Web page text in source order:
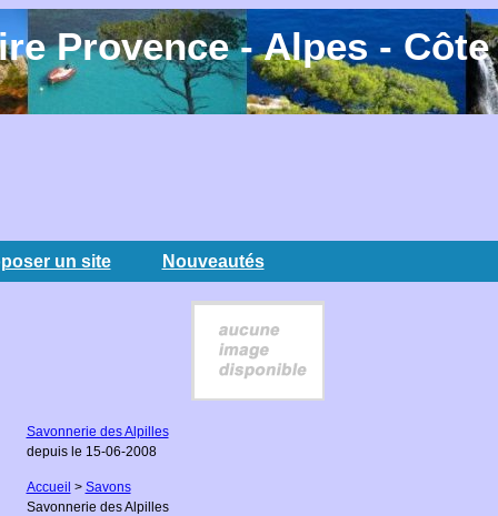
Provence - Alpes -
un site Nouveautés
Savonnerie des Alpilles
depuis le 15-06-2008
Accueil > Savons
Savonnerie des Alpilles